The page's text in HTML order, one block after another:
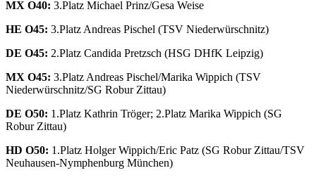
MX O40: 3.Platz Michael Prinz/Gesa Weise
HE O45: 3.Platz Andreas Pischel (TSV Niederwürschnitz)
DE O45: 2.Platz Candida Pretzsch (HSG DHfK Leipzig)
MX O45: 3.Platz Andreas Pischel/Marika Wippich (TSV
Niederwürschnitz/SG Robur Zittau)
DE O50: 1.Platz Kathrin Tröger; 2.Platz Marika Wippich (SG
Robur Zittau)
HD O50: 1.Platz Holger Wippich/Eric Patz (SG Robur Zittau/TSV
Neuhausen-Nymphenburg München)